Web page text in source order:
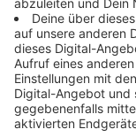
Anzeige
Schon seit über
Deutscher
Reihe von Seiten